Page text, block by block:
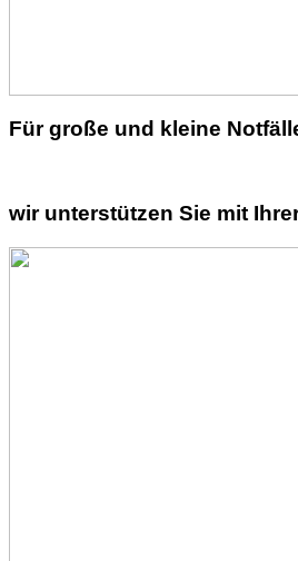
Für große und kleine
wir unterstützen Sie mit